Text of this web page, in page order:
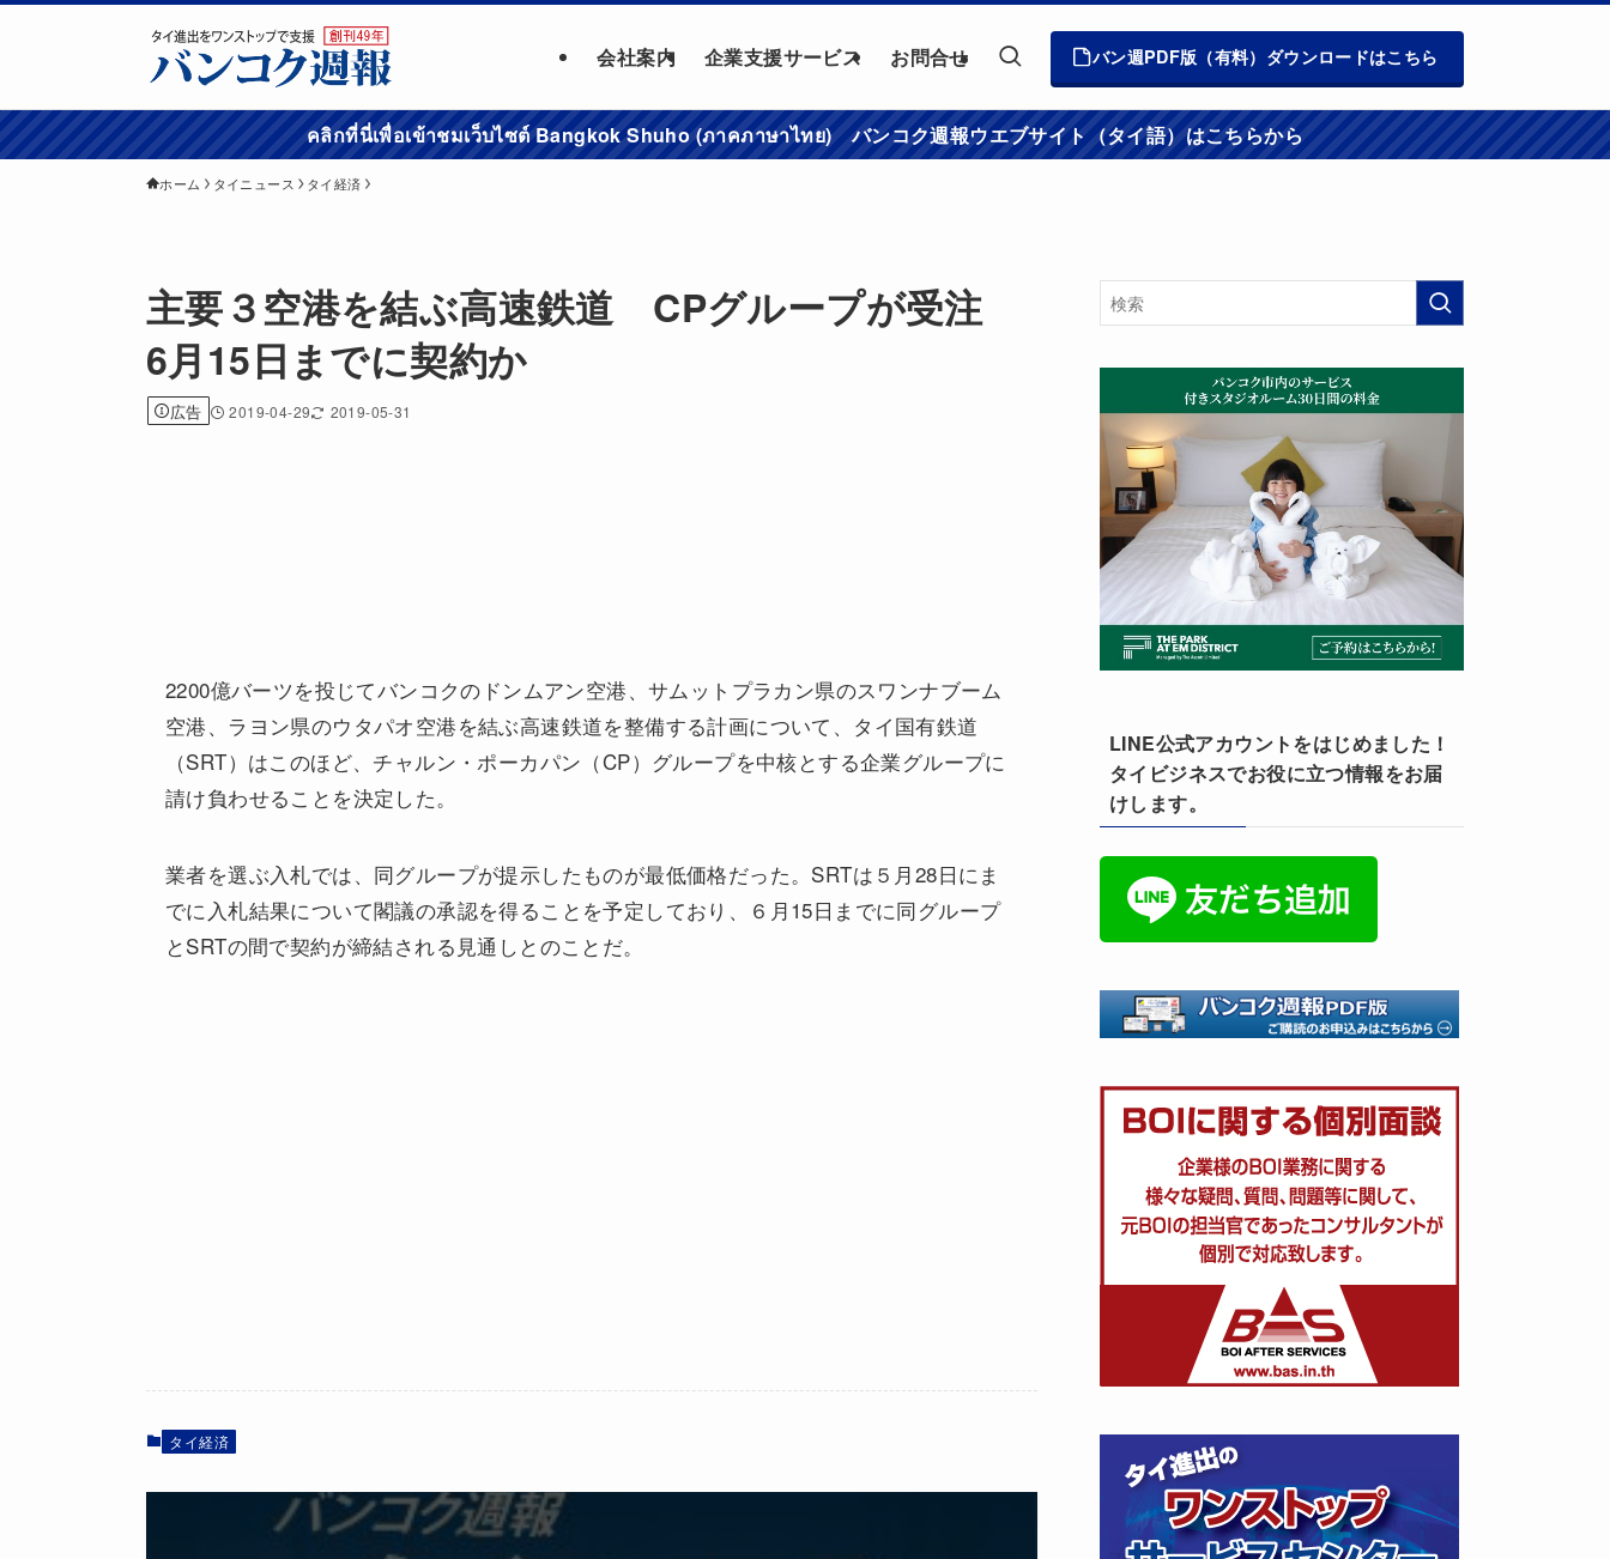
会社案内 企業支援サービス お問合せ バン週PDF版（有料）ダウンロードはこちら
คลิกที่นี่เพื่อเข้าชมเว็บไซต์ Bangkok Shuho (ภาคภาษาไทย) バンコク週報ウエブサイト（タイ語）はこちらから
ホーム タイニュース タイ経済
主要３空港を結ぶ高速鉄道 CPグループが受注
6月15日までに契約か
広告 2019-04-29 2019-05-31
2200億バーツを投じてバンコクのドンムアン空港、サムットプラカン県のスワンナブーム
空港、ラヨン県のウタパオ空港を結ぶ高速鉄道を整備する計画について、タイ国有鉄道
（SRT）はこのほど、チャルン・ポーカパン（CP）グループを中核とする企業グループに
請け負わせることを決定した。
業者を選ぶ入札では、同グループが提示したものが最低価格だった。SRTは５月28日にま
でに入札結果について閣議の承認を得ることを予定しており、６月15日までに同グループ
とSRTの間で契約が締結される見通しとのことだ。
タイ経済
LINE公式アカウントをはじめました！
タイビジネスでお役に立つ情報をお届
けします。